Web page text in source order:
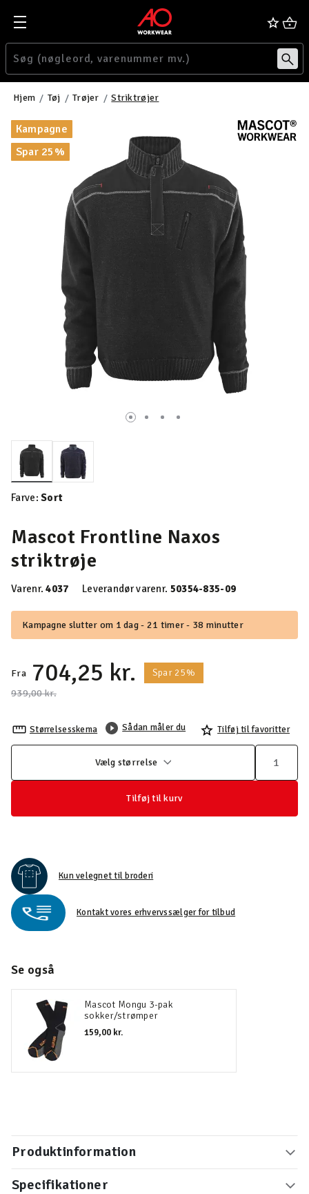
Hjem Tøj Trøjer Striktrøjer
Kampagne
Spar 25%
Mascot Frontline Naxos
striktrøje
Varenr.4037 Leverandør varenr. 50354-835-09
Kampagne slutter om 1 dag - 21 timer - 38 minutter
Fra 704,25 kr.
Spar 25%
Pris nedsat fra
939,00 kr.til
valgte
Farve:Sort
Størrelsesskema Sådan måler du Tilføj til favoritter
Vælg størrelse
Tilføj til kurv
Kun velegnet til broderi
Kontakt vores erhvervssælger for tilbud
Se også
Mascot Mongu 3-pak
sokker/strømper
159,00 kr.
Produktinformation
Specifikationer